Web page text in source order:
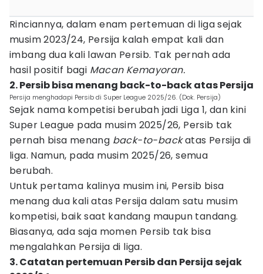
Rinciannya, dalam enam pertemuan di liga sejak
musim 2023/24, Persija kalah empat kali dan
imbang dua kali lawan Persib. Tak pernah ada
hasil positif bagi Macan Kemayoran.
2. Persib bisa menang back-to-back atas Persija
Persija menghadapi Persib di Super League 2025/26. (Dok. Persija)
Sejak nama kompetisi berubah jadi Liga 1, dan kini
Super League pada musim 2025/26, Persib tak
pernah bisa menang back-to-backatas Persija di
liga. Namun, pada musim 2025/26, semua
berubah.
Untuk pertama kalinya musim ini, Persib bisa
menang dua kali atas Persija dalam satu musim
kompetisi, baik saat kandang maupun tandang.
Biasanya, ada saja momen Persib tak bisa
mengalahkan Persija di liga.
3. Catatan pertemuan Persib dan Persija sejak